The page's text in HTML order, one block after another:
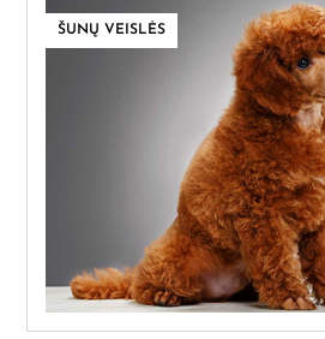
ŠUNŲ VEISLĖS